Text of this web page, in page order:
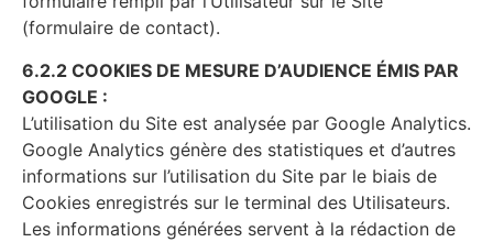
(formulaire de contact).
6.2.2 COOKIES DE MESURE D’AUDIENCE ÉMIS PAR
GOOGLE :
L’utilisation du Site est analysée par Google Analytics.
Google Analytics génère des statistiques et d’autres
informations sur l’utilisation du Site par le biais de
Cookies enregistrés sur le terminal des Utilisateurs.
Les informations générées servent à la rédaction de